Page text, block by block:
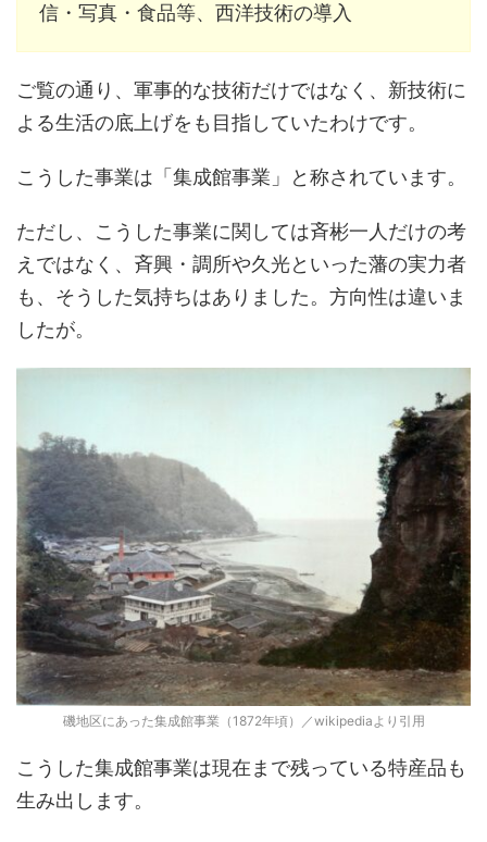
信・写真・食品等、西洋技術の導入
ご覧の通り、軍事的な技術だけではなく、新技術に
よる生活の底上げをも目指していたわけです。
こうした事業は「集成館事業」と称されています。
ただし、こうした事業に関しては斉彬一人だけの考
えではなく、斉興・調所や久光といった藩の実力者
も、そうした気持ちはありました。方向性は違いま
したが。
磯地区にあった集成館事業（1872年頃）／wikipediaより引用
こうした集成館事業は現在まで残っている特産品も
生み出します。